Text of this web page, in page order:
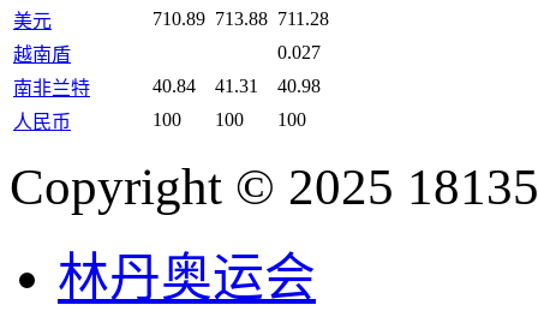
美元
710.89 713.88 711.28
越南盾
0.027
南非兰特
40.84 41.31
40.98
人民币
100 100 100
Copyright © 2025
林丹奥运会